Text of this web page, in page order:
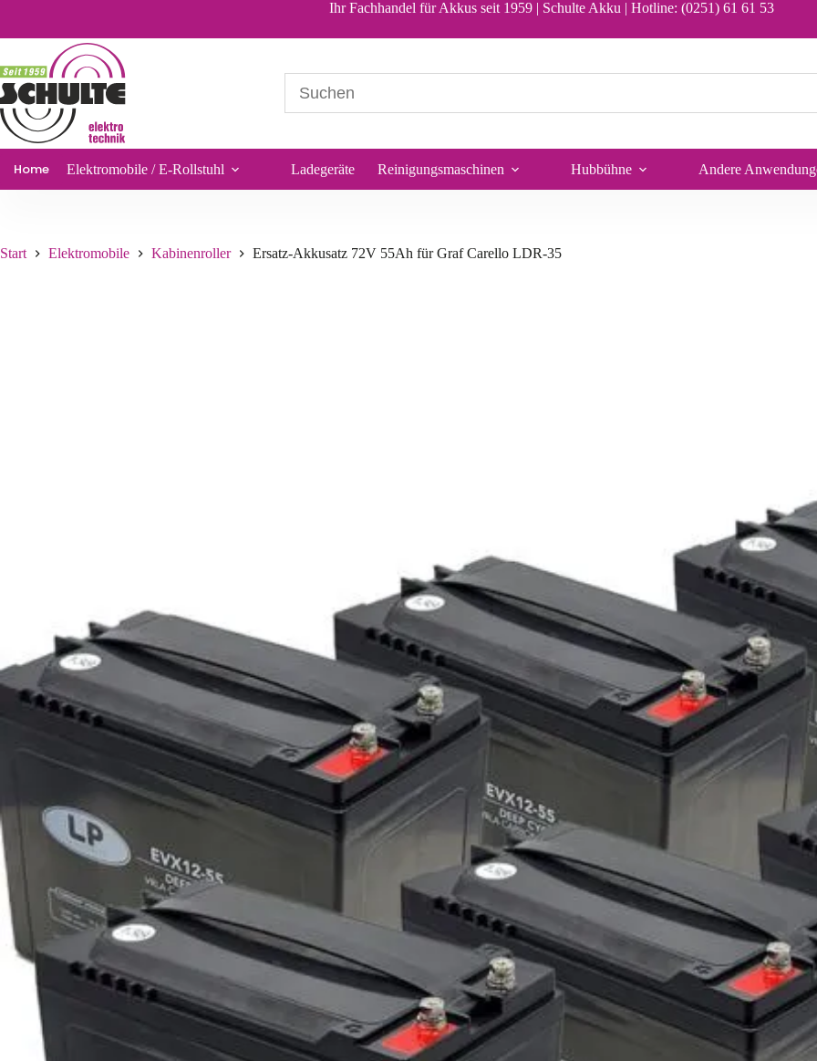
In den Warenkorb
Ihr Fachhandel für Akkus seit 1959 | Schulte Akku | Hotline: (0251) 61 61 53
Home Elektromobile / E-Rollstuhl Ladegeräte Reinigungsmaschinen Hubbühne Andere
Start Elektromobile Kabinenroller Ersatz-Akkusatz 72V 55Ah für Graf Carello LDR-35